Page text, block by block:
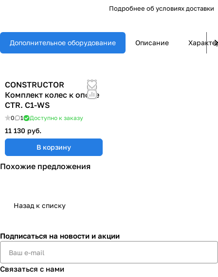
Подробнее обусловиях доставки
Дополнительное оборудование Описание
CONSTRUCTOR
Комплект колес к опоре
CTR. C1-WS
0 1 Доступно к заказу
11 130 руб.
В корзину
Похожие предложения
Назад к списку
Подписаться на новости и акции
Связаться с нами